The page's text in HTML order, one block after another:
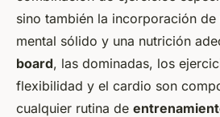
sino también la incorporación de
mental sólido y una nutrición
board, las dominadas, los
flexibilidad y el cardio son
cualquier rutina de